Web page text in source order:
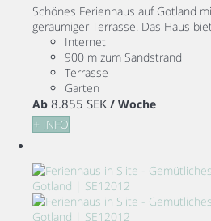
Schönes Ferienhaus auf Gotland
geräumiger Terrasse. Das Haus
Internet
900 m zum Sandstrand
Terrasse
Garten
Ab 8.855 SEK / Woche
+ INFO